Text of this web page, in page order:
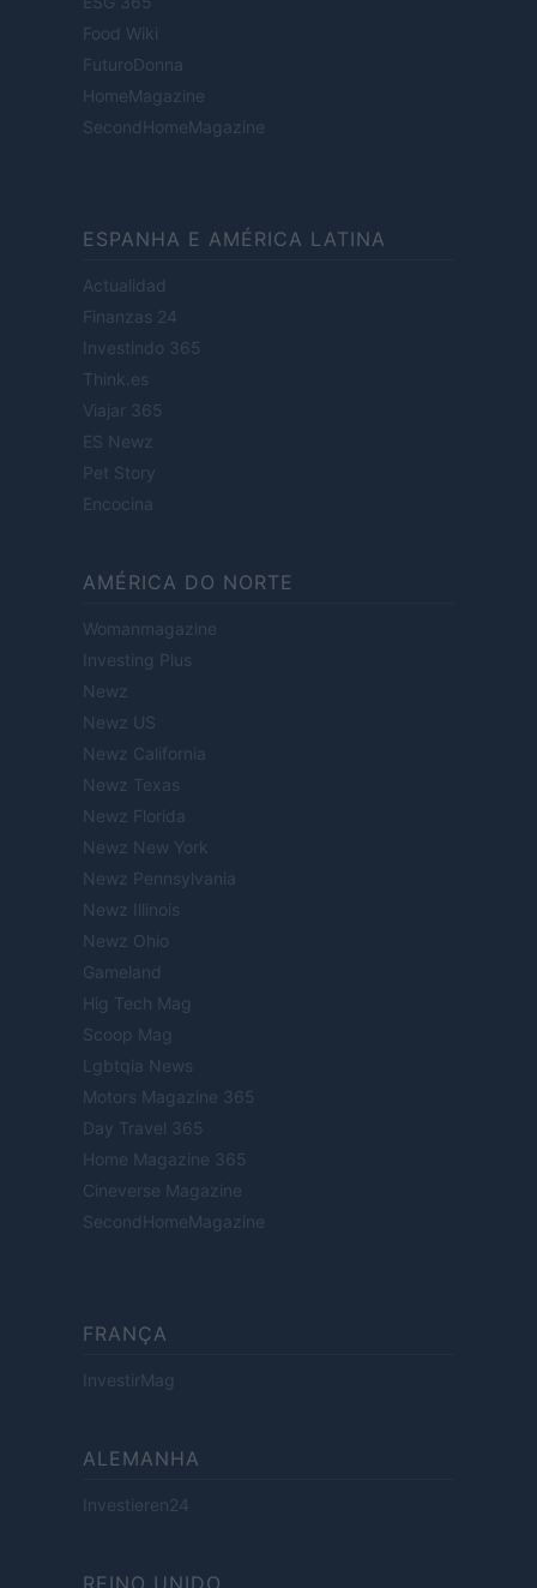
Food Wiki
FuturoDonna
HomeMagazine
SecondHomeMagazine
ESPANHA E AMÉRICA LATINA
Actualidad
Finanzas 24
Investindo 365
Think.es
Viajar 365
ES Newz
Pet Story
Encocina
AMÉRICA DO NORTE
Womanmagazine
Investing Plus
Newz
Newz US
Newz California
Newz Texas
Newz Florida
Newz New York
Newz Pennsylvania
Newz Illinois
Newz Ohio
Gameland
Hig Tech Mag
Scoop Mag
Lgbtqia News
Motors Magazine 365
Day Travel 365
Home Magazine 365
Cineverse Magazine
SecondHomeMagazine
FRANÇA
InvestirMag
ALEMANHA
Investieren24